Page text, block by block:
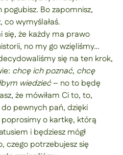
pogubisz. Bo zapomnisz,
co wymyślałaś.
że każdy ma prawo
no my go wzięliśmy…
się na ten krok,
chcę ich poznać, chcę
wiedzieć– no to będę
że mówiłam Ci to, to,
pewnych pań, dzięki
o kartkę, którą
i będziesz mógł
czego potrzebujesz się